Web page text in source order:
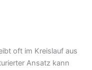
oft im Kreislauf aus
Ansatz kann